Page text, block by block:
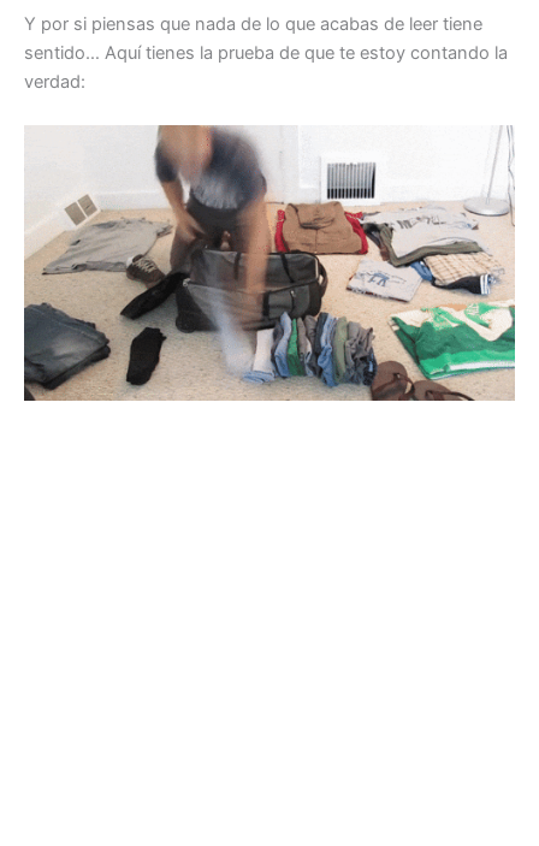
Y por si piensas que nada de lo que acabas de leer tiene
sentido… Aquí tienes la prueba de que te estoy contando la
verdad: